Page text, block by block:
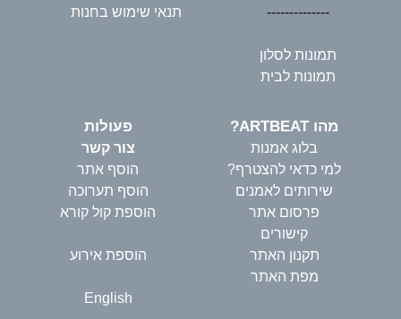
--------------
תמונות לסלון
תמונות לבית
תנאי שימוש בחנות
מהו ARTBEAT?
בלוג אמנות
למי כדאי להצטרף?
שירותים לאמנים
פרסום אתר
קישורים
תקנון האתר
מפת האתר
פעולות
צור קשר
הוסף אתר
הוסף תערוכה
הוספת קול קורא
הוספת אירוע
English